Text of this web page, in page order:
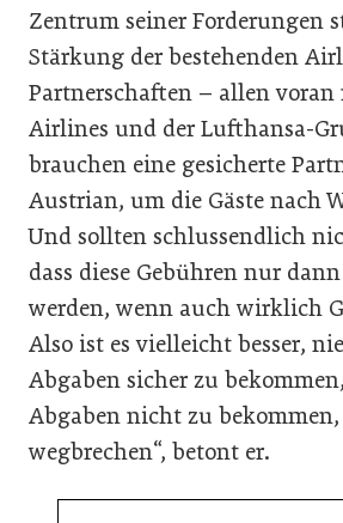
Zentrum seiner Forderungen
Stärkung der bestehenden
Partnerschaften – allen
Airlines und der Lufthansa-
brauchen eine gesicherte
Austrian, um die Gäste nach
Und sollten schlussendlich
dass diese Gebühren nur
werden, wenn auch wirklich
Also ist es vielleicht besser,
Abgaben sicher zu
Abgaben nicht zu
wegbrechen“, betont er.